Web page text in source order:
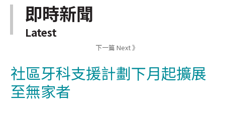
即時新聞
Latest
下一篇 Next 》
社區牙科支援計劃下月起擴展
至無家者